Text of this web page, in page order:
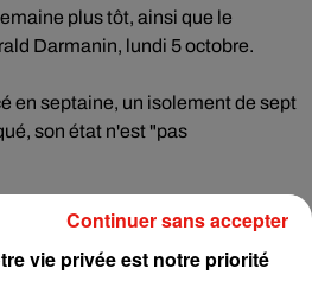
plus tôt, ainsi que le
Darmanin, lundi 5 octobre.
en septaine, un isolement de sept
son état n'est "pas
gouvernement, restés à Tahiti,
ces derniers jours.
vie privée est notre priorité
Continuer sans accepter